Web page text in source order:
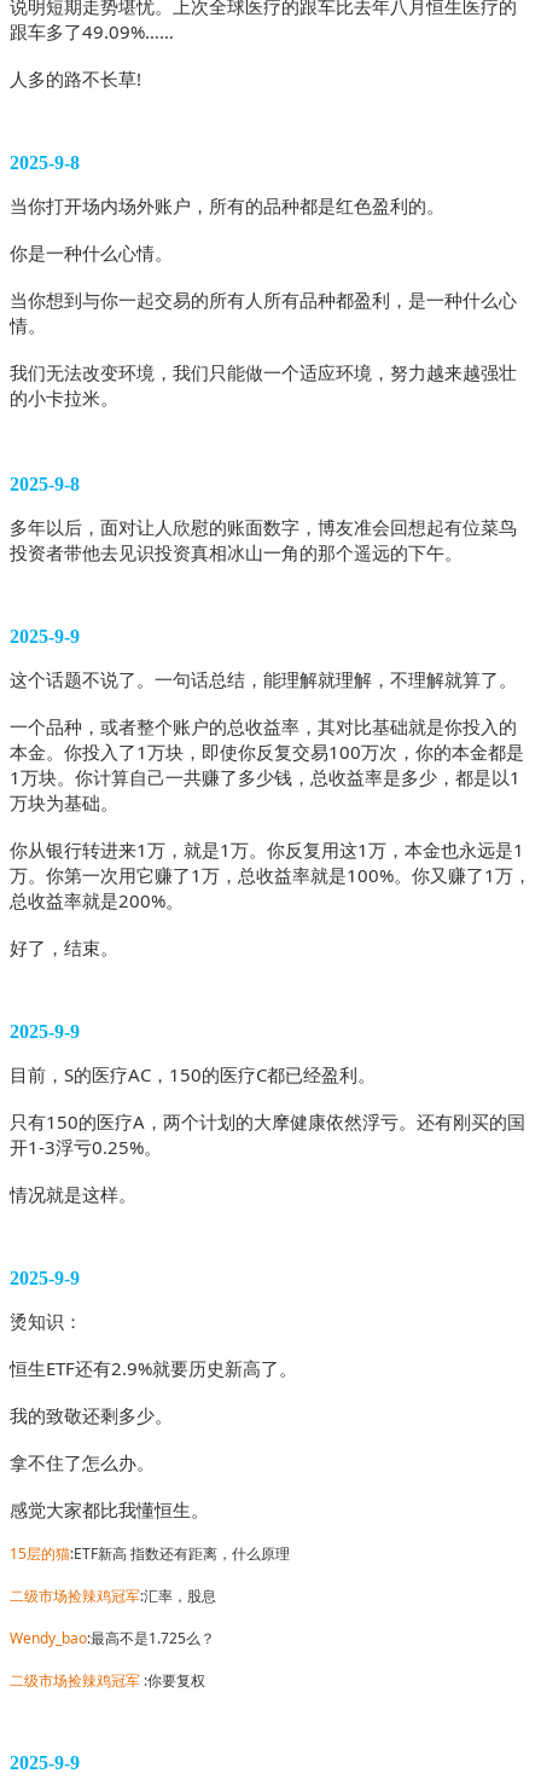
说明短期走势堪忧。上次全球医疗的跟车比去年八月恒生医疗的
跟车多了49.09%……
人多的路不长草!
2025-9-8
当你打开场内场外账户，所有的品种都是红色盈利的。
你是一种什么心情。
当你想到与你一起交易的所有人所有品种都盈利，是一种什么心
情。
我们无法改变环境，我们只能做一个适应环境，努力越来越强壮
的小卡拉米。
2025-9-8
多年以后，面对让人欣慰的账面数字，博友准会回想起有位菜鸟
投资者带他去见识投资真相冰山一角的那个遥远的下午。
2025-9-9
这个话题不说了。一句话总结，能理解就理解，不理解就算了。
一个品种，或者整个账户的总收益率，其对比基础就是你投入的
本金。你投入了1万块，即使你反复交易100万次，你的本金都是
1万块。你计算自己一共赚了多少钱，总收益率是多少，都是以1
万块为基础。
你从银行转进来1万，就是1万。你反复用这1万，本金也永远是1
万。你第一次用它赚了1万，总收益率就是100%。你又赚了1万，
总收益率就是200%。
好了，结束。
2025-9-9
目前，S的医疗AC，150的医疗C都已经盈利。
只有150的医疗A，两个计划的大摩健康依然浮亏。还有刚买的国
开1-3浮亏0.25%。
情况就是这样。
2025-9-9
烫知识：
恒生ETF还有2.9%就要历史新高了。
我的致敬还剩多少。
拿不住了怎么办。
感觉大家都比我懂恒生。
15层的猫:ETF新高 指数还有距离，什么原理
二级市场捡辣鸡冠军:汇率，股息
Wendy_bao:最高不是1.725么？
二级市场捡辣鸡冠军 :你要复权
2025-9-9